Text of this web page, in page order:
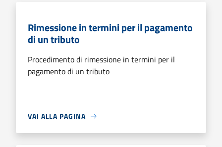
Rimessione in termini per il pagamento
di un tributo
Procedimento di rimessione in termini per il
pagamento di un tributo
VAI ALLA PAGINA